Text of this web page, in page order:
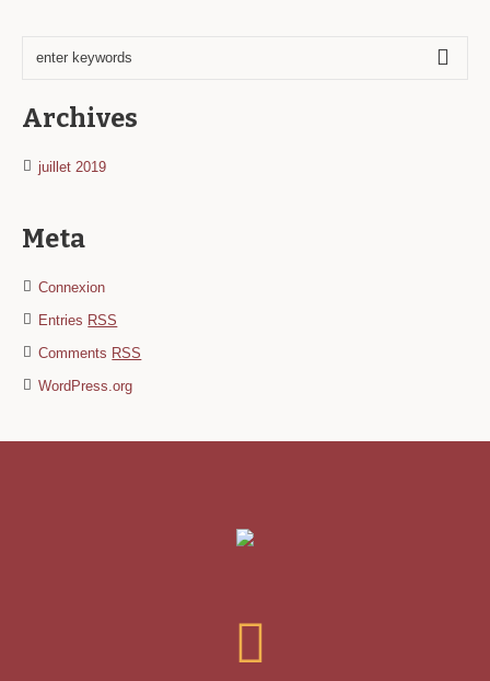
Archives
juillet 2019
Meta
Connexion
Entries RSS
Comments RSS
WordPress.org